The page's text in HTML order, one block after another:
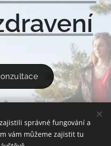
OCHRANA OSOBNÍCH ÚDAJŮ
PODMÍNKY
správné fungování a
vám můžeme zajistit tu